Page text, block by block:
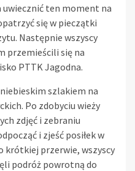
uwiecznić ten moment na
się w pieczątki
Następnie wszyscy
przemieścili się na
PTTK Jagodna.
szlakiem na
Po zdobyciu wieży
zdjęć i zebraniu
i zjeść posiłek w
krótkiej przerwie, wszyscy
podróż powrotną do